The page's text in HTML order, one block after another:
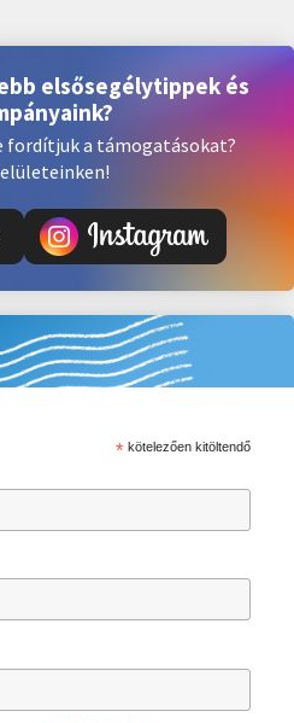
elsősegélytippek és
fordítjuk a támogatásokat?
*kötelezően kitöltendő